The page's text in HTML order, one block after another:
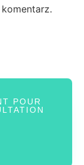
POUR